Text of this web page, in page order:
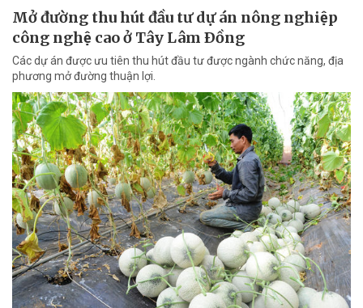
Mở đường thu hút đầu tư dự án nông nghiệp
công nghệ cao ở Tây Lâm Ðồng
Các dự án được ưu tiên thu hút đầu tư được ngành chức năng, địa
phương mở đường thuận lợi.